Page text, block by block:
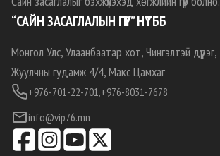
“САЙН ЗАСАГЛАЛЫН ГҮҮР” НҮТББ
Монгол Улс, Улаанбаатар хот, Чингэлтэй дүүрэг,
Жуулчны гудамж 4/4, Макс Цамхаг
+976-701-22-701,+976-8031-7678
info@vip76.mn